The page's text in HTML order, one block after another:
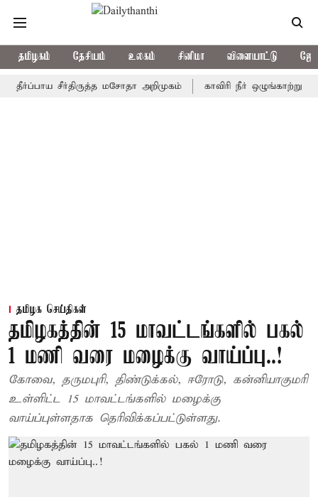
தமிழகம் தேசியம் உலகம் சினிமா விளையாட்டு
சீர்திருத்த மசோதா அறிமுகம் காவிரி நீர் ஒழுங்காற்று குழு
தமிழக செய்திகள்
தமிழகத்தின் 15 மாவட்டங்களில் பகல்
1 மணி வரை மழைக்கு வாய்ப்பு..!
கோவை, தருமபுரி, திண்டுக்கல், ஈரோடு, கன்னியாகுமரி
உள்ளிட்ட 15 மாவட்டங்களில் மழைக்கு
வாய்ப்புள்ளதாக தெரிவிக்கப்பட்டுள்ளது.